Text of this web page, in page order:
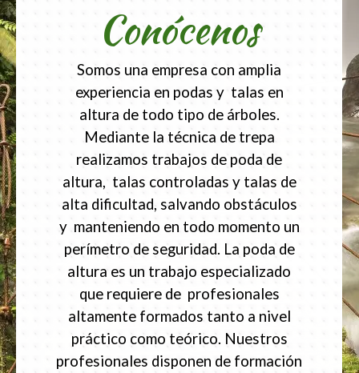
Conócenos
Somos una empresa con amplia
experiencia en podas y talas en
altura de todo tipo de árboles.
Mediante la técnica de trepa
realizamos trabajos de poda de
altura, talas controladas y talas de
alta dificultad, salvando obstáculos
y manteniendo en todo momento un
perímetro de seguridad. La poda de
altura es un trabajo especializado
que requiere de profesionales
altamente formados tanto a nivel
práctico como teórico. Nuestros
profesionales disponen de formación